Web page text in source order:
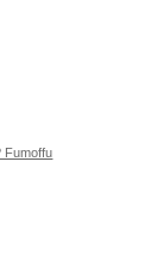
Fumoffu